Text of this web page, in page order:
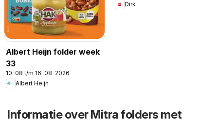
Albert Heijn folder week
33
10-08 t/m 16-08-2026
Albert Heijn
Dirk
Informatie over Mitra folders met